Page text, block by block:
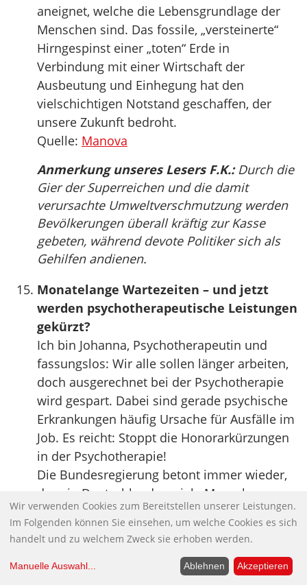
aneignet, welche die Lebensgrundlage der
Menschen sind. Das fossile, „versteinerte“
Hirngespinst einer „toten“ Erde in
Verbindung mit einer Wirtschaft der
Ausbeutung und Einhegung hat den
vielschichtigen Notstand geschaffen, der
unsere Zukunft bedroht.
Quelle: Manova
Anmerkung unseres Lesers F.K.:Durch die
Gier der Superreichen und die damit
verursachte Umweltverschmutzung werden
Bevölkerungen überall kräftig zur Kasse
gebeten, während devote Politiker sich als
Gehilfen andienen.
Monatelange Wartezeiten – und jetzt
werden psychotherapeutische Leistungen
gekürzt?
Ich bin Johanna, Psychotherapeutin und
fassungslos: Wir alle sollen länger arbeiten,
doch ausgerechnet bei der Psychotherapie
wird gespart. Dabei sind gerade psychische
Erkrankungen häufig Ursache für Ausfälle im
Job. Es reicht: Stoppt die Honorarkürzungen
in der Psychotherapie!
Die Bundesregierung betont immer wieder,
dass in Deutschland zu viele Menschen
krankheitsbedingt fehlen und dass die
Arbeitsfähigkeit der Bevölkerung gestärkt
Psychische Erkrankungen gehören bereits
Wir verwenden Cookies zum Bereitstellen unserer Leistungen.
Im Folgenden können Sie einsehen, um welche Cookies es sich
handelt und zu welchem Zweck sie erhoben werden.
Manuelle Auswahl... Ablehnen Akzeptieren